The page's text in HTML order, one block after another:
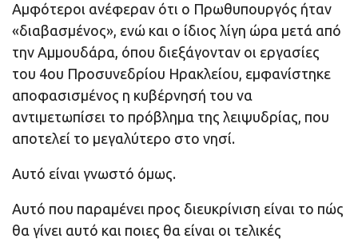
Αμφότεροι ανέφεραν ότι ο Πρωθυπουργός ήταν
«διαβασμένος», ενώ και ο ίδιος λίγη ώρα μετά από
την Αμμουδάρα, όπου διεξάγονταν οι εργασίες
του 4ου Προσυνεδρίου Ηρακλείου, εμφανίστηκε
αποφασισμένος η κυβέρνησή του να
αντιμετωπίσει το πρόβλημα της λειψυδρίας, που
αποτελεί το μεγαλύτερο στο νησί.
Αυτό είναι γνωστό όμως.
Αυτό που παραμένει προς διευκρίνιση είναι το πώς
θα γίνει αυτό και ποιες θα είναι οι τελικές